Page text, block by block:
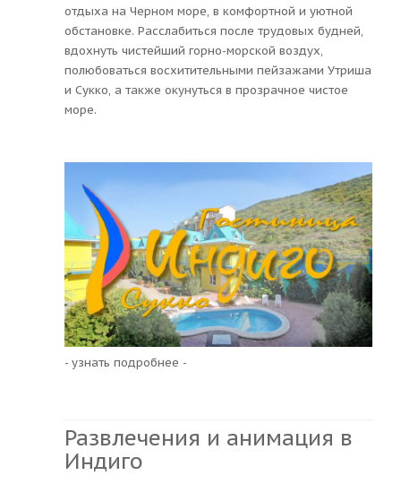
отдыха на Черном море, в комфортной и уютной
обстановке. Расслабиться после трудовых будней,
вдохнуть чистейший горно-морской воздух,
полюбоваться восхитительными пейзажами Утриша
и Сукко, а также окунуться в прозрачное чистое
море.
- узнать подробнее -
Развлечения и анимация в
Индиго